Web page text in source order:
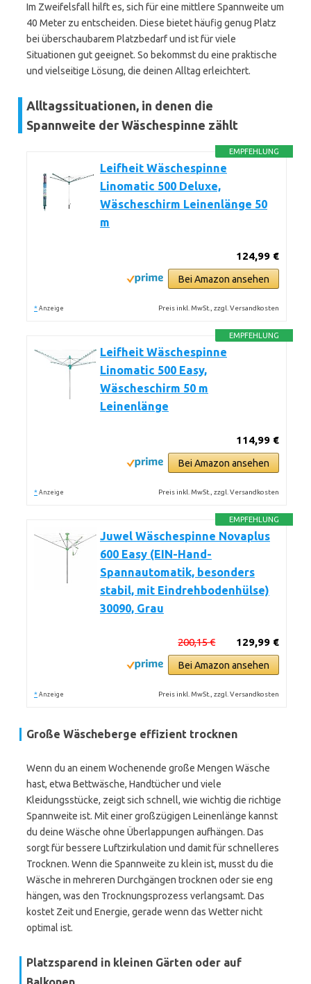
Im Zweifelsfall hilft es, sich für eine mittlere Spannweite um
40 Meter zu entscheiden. Diese bietet häufig genug Platz
bei überschaubarem Platzbedarf und ist für viele
Situationen gut geeignet. So bekommst du eine praktische
und vielseitige Lösung, die deinen Alltag erleichtert.
Alltagssituationen, in denen die
Spannweite der Wäschespinne zählt
EMPFEHLUNG
Leifheit Wäschespinne
Linomatic 500 Deluxe,
Wäscheschirm Leinenlänge 50
m
124,99 €
Bei Amazon ansehen
* Anzeige Preis inkl. MwSt., zzgl. Versandkosten
EMPFEHLUNG
Leifheit Wäschespinne
Linomatic 500 Easy,
Wäscheschirm 50 m
Leinenlänge
114,99 €
Bei Amazon ansehen
* Anzeige Preis inkl. MwSt., zzgl. Versandkosten
EMPFEHLUNG
Juwel Wäschespinne Novaplus
600 Easy (EIN-Hand-
Spannautomatik, besonders
stabil, mit Eindrehbodenhülse)
30090, Grau
129,99 €
200,15 €
Bei Amazon ansehen
* Anzeige Preis inkl. MwSt., zzgl. Versandkosten
Große Wäscheberge effizient trocknen
Wenn du an einem Wochenende große Mengen Wäsche
hast, etwa Bettwäsche, Handtücher und viele
Kleidungsstücke, zeigt sich schnell, wie wichtig die richtige
Spannweite ist. Mit einer großzügigen Leinenlänge kannst
du deine Wäsche ohne Überlappungen aufhängen. Das
sorgt für bessere Luftzirkulation und damit für schnelleres
Trocknen. Wenn die Spannweite zu klein ist, musst du die
Wäsche in mehreren Durchgängen trocknen oder sie eng
hängen, was den Trocknungsprozess verlangsamt. Das
kostet Zeit und Energie, gerade wenn das Wetter nicht
optimal ist.
Platzsparend in kleinen Gärten oder auf